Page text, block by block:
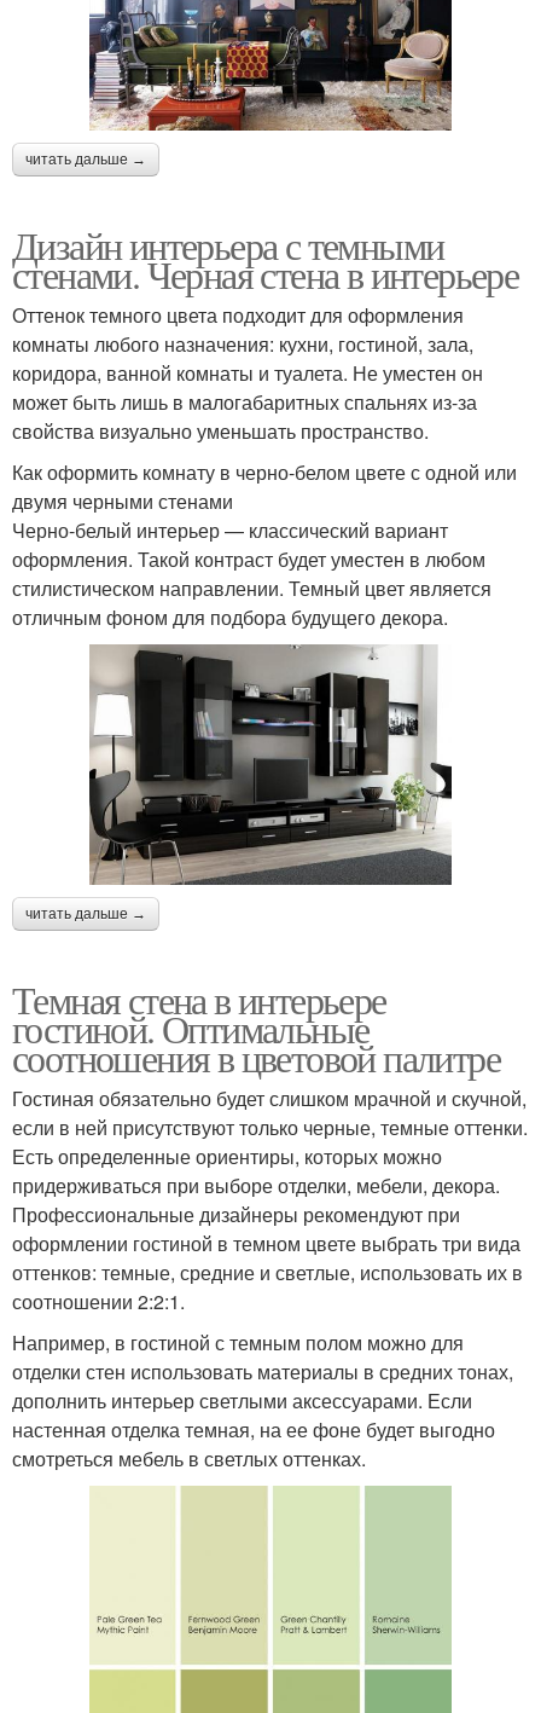
читать дальше →
Дизайн интерьера с темными
стенами. Черная стена в интерьере
Оттенок темного цвета подходит для оформления
комнаты любого назначения: кухни, гостиной, зала,
коридора, ванной комнаты и туалета. Не уместен он
может быть лишь в малогабаритных спальнях из-за
свойства визуально уменьшать пространство.
Как оформить комнату в черно-белом цвете с одной или
двумя черными стенами
Черно-белый интерьер — классический вариант
оформления. Такой контраст будет уместен в любом
стилистическом направлении. Темный цвет является
отличным фоном для подбора будущего декора.
читать дальше →
Темная стена в интерьере
гостиной. Оптимальные
соотношения в цветовой палитре
Гостиная обязательно будет слишком мрачной и скучной,
если в ней присутствуют только черные, темные оттенки.
Есть определенные ориентиры, которых можно
придерживаться при выборе отделки, мебели, декора.
Профессиональные дизайнеры рекомендуют при
оформлении гостиной в темном цвете выбрать три вида
оттенков: темные, средние и светлые, использовать их в
соотношении 2:2:1.
Например, в гостиной с темным полом можно для
отделки стен использовать материалы в средних тонах,
дополнить интерьер светлыми аксессуарами. Если
настенная отделка темная, на ее фоне будет выгодно
смотреться мебель в светлых оттенках.